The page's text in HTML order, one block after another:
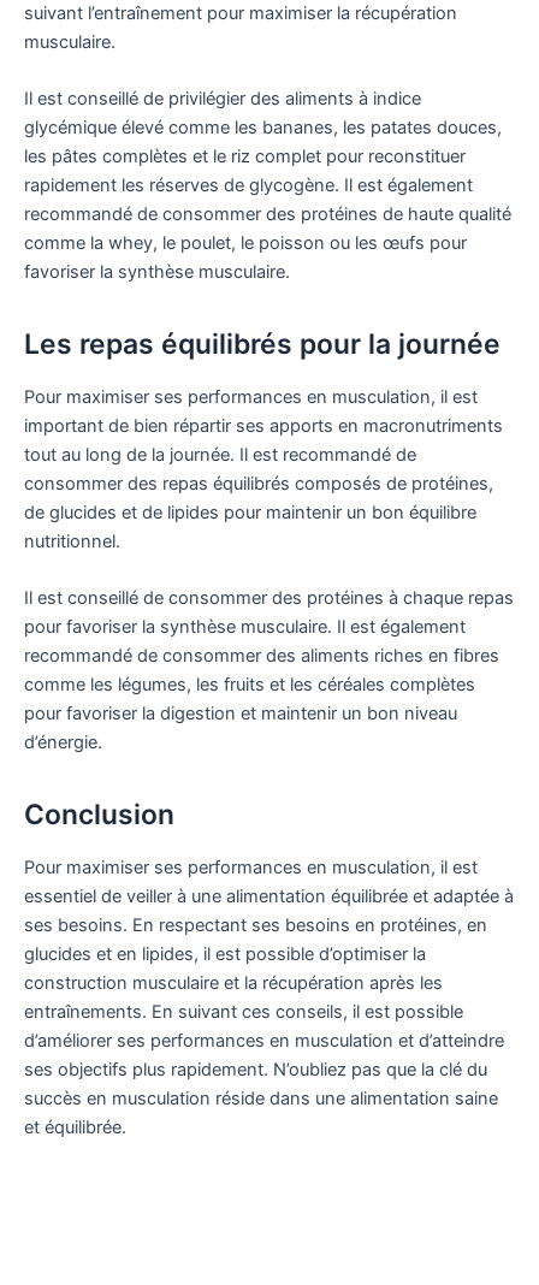
suivant l’entraînement pour maximiser la récupération
musculaire.
Il est conseillé de privilégier des aliments à indice
glycémique élevé comme les bananes, les patates douces,
les pâtes complètes et le riz complet pour reconstituer
rapidement les réserves de glycogène. Il est également
recommandé de consommer des protéines de haute qualité
comme la whey, le poulet, le poisson ou les œufs pour
favoriser la synthèse musculaire.
Les repas équilibrés pour la journée
Pour maximiser ses performances en musculation, il est
important de bien répartir ses apports en macronutriments
tout au long de la journée. Il est recommandé de
consommer des repas équilibrés composés de protéines,
de glucides et de lipides pour maintenir un bon équilibre
nutritionnel.
Il est conseillé de consommer des protéines à chaque repas
pour favoriser la synthèse musculaire. Il est également
recommandé de consommer des aliments riches en fibres
comme les légumes, les fruits et les céréales complètes
pour favoriser la digestion et maintenir un bon niveau
d’énergie.
Conclusion
Pour maximiser ses performances en musculation, il est
essentiel de veiller à une alimentation équilibrée et adaptée à
ses besoins. En respectant ses besoins en protéines, en
glucides et en lipides, il est possible d’optimiser la
construction musculaire et la récupération après les
entraînements. En suivant ces conseils, il est possible
d’améliorer ses performances en musculation et d’atteindre
ses objectifs plus rapidement. N’oubliez pas que la clé du
succès en musculation réside dans une alimentation saine
et équilibrée.